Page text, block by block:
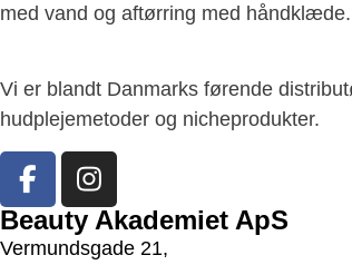
med vand og aftørring med håndklæde.
Vi er blandt Danmarks førende
hudplejemetoder og nicheprodukter.
Beauty Akademiet ApS
Vermundsgade 21,